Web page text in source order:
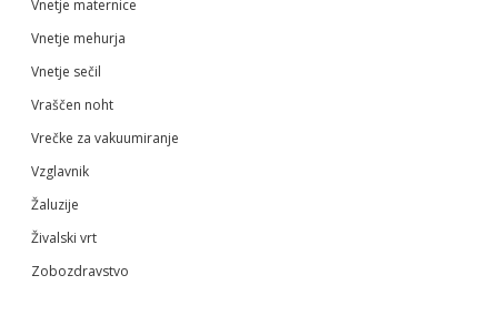
Vnetje maternice
Vnetje mehurja
Vnetje sečil
Vraščen noht
Vrečke za vakuumiranje
Vzglavnik
Žaluzije
Živalski vrt
Zobozdravstvo